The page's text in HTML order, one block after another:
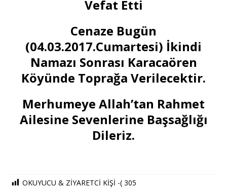
Vefat Etti
Cenaze Bugün
(04.03.2017.Cumartesi) İkindi
Namazı Sonrası Karacaören
Köyünde Toprağa Verilecektir.
Merhumeye Allah’tan Rahmet
Ailesine Sevenlerine Başsağlığı
Dileriz.
OKUYUCU & ZİYARETCİ KİŞİ -( 305